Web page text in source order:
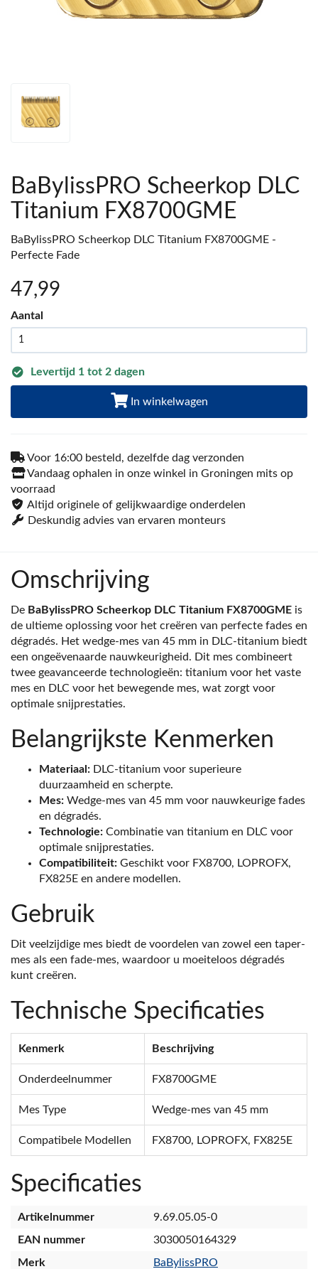
BaBylissPRO Scheerkop DLC
Titanium FX8700GME
BaBylissPRO Scheerkop DLC Titanium FX8700GME -
Perfecte Fade
47,99
Aantal
Levertijd 1 tot 2 dagen
In winkelwagen
Voor 16:00 besteld, dezelfde dag verzonden
Vandaag ophalen in onze winkel in Groningen mits op
voorraad
Altijd originele of gelijkwaardige onderdelen
Deskundig advies van ervaren monteurs
Omschrijving
De BaBylissPRO Scheerkop DLC Titanium FX8700GME is
de ultieme oplossing voor het creëren van perfecte fades en
dégradés. Het wedge-mes van 45 mm in DLC-titanium biedt
een ongeëvenaarde nauwkeurigheid. Dit mes combineert
twee geavanceerde technologieën: titanium voor het vaste
mes en DLC voor het bewegende mes, wat zorgt voor
optimale snijprestaties.
Belangrijkste Kenmerken
Materiaal: DLC-titanium voor superieure
duurzaamheid en scherpte.
Mes: Wedge-mes van 45 mm voor nauwkeurige fades
en dégradés.
Technologie: Combinatie van titanium en DLC voor
optimale snijprestaties.
Compatibiliteit: Geschikt voor FX8700, LOPROFX,
FX825E en andere modellen.
Gebruik
Dit veelzijdige mes biedt de voordelen van zowel een taper-
mes als een fade-mes, waardoor u moeiteloos dégradés
kunt creëren.
Technische Specificaties
Kenmerk Beschrijving
Onderdeelnummer FX8700GME
Mes Type Wedge-mes van 45 mm
Compatibele Modellen FX8700, LOPROFX, FX825E
Specificaties
Artikelnummer
9.69.05.05-0
EAN nummer
3030050164329
Merk
BaBylissPRO